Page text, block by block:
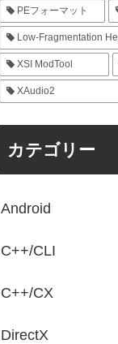
PEフォーマット
Low-Fragmentation
XSI ModTool
XAudio2
カテゴリー
Android
C++/CLI
C++/CX
DirectX